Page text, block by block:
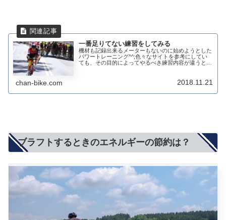
一番足りてない練習をしてみる
機材も記録出来るメーターもないのに始めようとした
パワートレーニング^^;色々なサイトを参考にしてい
ても、その目的によってやるべき練習内容が違うとい
chan-bike.com 2018.11.21
ブラフトするときのエネルギーの節約は？